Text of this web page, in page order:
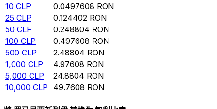
10 CLP 0.0497608 RON
25 CLP 0.124402 RON
50 CLP 0.248804 RON
100 CLP 0.497608 RON
500 CLP 2.48804 RON
1,000 CLP 4.97608 RON
5,000 CLP 24.8804 RON
10,000 CLP 49.7608 RON